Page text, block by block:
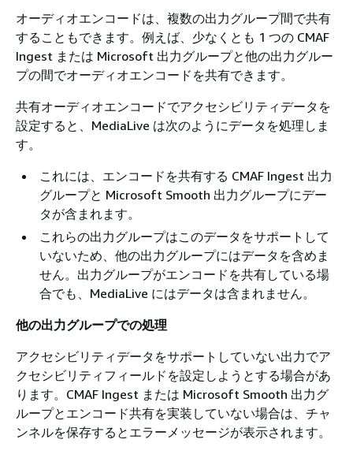
オーディオエンコードは、複数の出力グループ間で共有
することもできます。例えば、少なくとも 1 つの CMAF
Ingest または Microsoft 出力グループと他の出力グルー
プの間でオーディオエンコードを共有できます。
共有オーディオエンコードでアクセシビリティデータを
設定すると、MediaLive は次のようにデータを処理しま
す。
これには、エンコードを共有する CMAF Ingest 出力
グループと Microsoft Smooth 出力グループにデー
タが含まれます。
これらの出力グループはこのデータをサポートして
いないため、他の出力グループにはデータを含めま
せん。出力グループがエンコードを共有している場
合でも、MediaLive にはデータは含まれません。
他の出力グループでの処理
アクセシビリティデータをサポートしていない出力でア
クセシビリティフィールドを設定しようとする場合があ
ります。CMAF Ingest または Microsoft Smooth 出力グ
ループとエンコード共有を実装していない場合は、チャ
ンネルを保存するとエラーメッセージが表示されます。